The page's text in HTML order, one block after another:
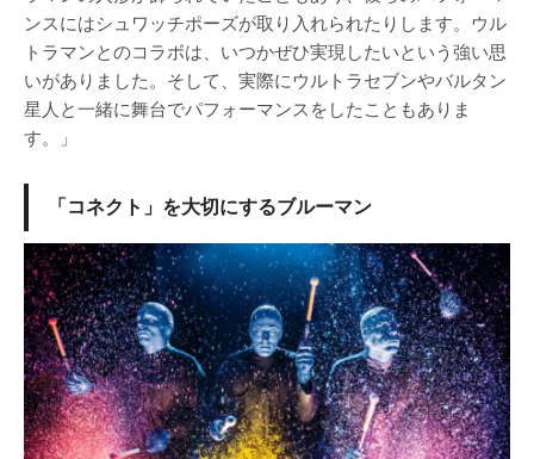
ンスにはシュワッチポーズが取り入れられたりします。ウル
トラマンとのコラボは、いつかぜひ実現したいという強い思
いがありました。そして、実際にウルトラセブンやバルタン
星人と一緒に舞台でパフォーマンスをしたこともありま
す。」
「コネクト」を大切にするブルーマン